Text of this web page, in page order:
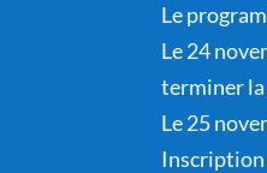
Le
Le 24
terminer la
Le 25
Inscription